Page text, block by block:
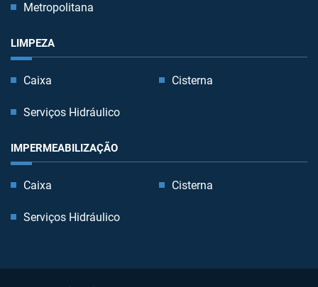
Metropolitana
LIMPEZA
Caixa Cisterna
Serviços Hidráulico
IMPERMEABILIZAÇÃO
Caixa Cisterna
Serviços Hidráulico